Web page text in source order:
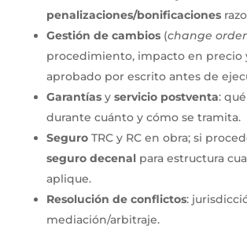
penalizaciones/bonificaciones
Gestión de cambios(change
procedimiento, impacto en precio
aprobado por escrito antes de
Garantíasy servicio postventa:
durante cuánto y cómo se tramita.
SeguroTRC y RC en obra; si
seguro decenalpara estructura
aplique.
Resolución de conflictos:
mediación/arbitraje.